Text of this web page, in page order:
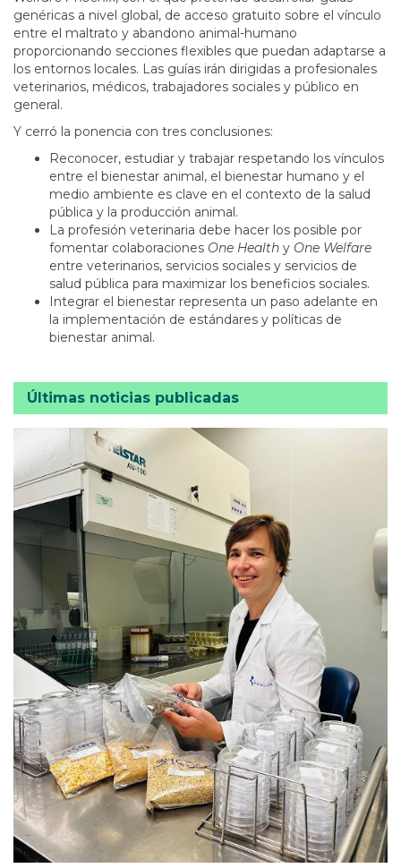
genéricas a nivel global, de acceso gratuito sobre el vínculo
entre el maltrato y abandono animal-humano
proporcionando secciones flexibles que puedan adaptarse a
los entornos locales. Las guías irán dirigidas a profesionales
veterinarios, médicos, trabajadores sociales y público en
general.
Y cerró la ponencia con tres conclusiones:
Reconocer, estudiar y trabajar respetando los vínculos
entre el bienestar animal, el bienestar humano y el
medio ambiente es clave en el contexto de la salud
pública y la producción animal.
La profesión veterinaria debe hacer los posible por
fomentar colaboraciones One Health y One Welfare
entre veterinarios, servicios sociales y servicios de
salud pública para maximizar los beneficios sociales.
Integrar el bienestar representa un paso adelante en
la implementación de estándares y políticas de
bienestar animal.
Últimas noticias publicadas